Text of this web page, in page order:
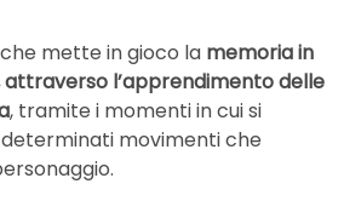
mette in gioco la memoria in
l’apprendimento delle
, tramite i momenti in cui si
movimenti che